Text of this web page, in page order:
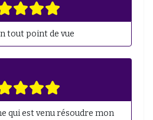
tout point de vue
qui est venu résoudre mon